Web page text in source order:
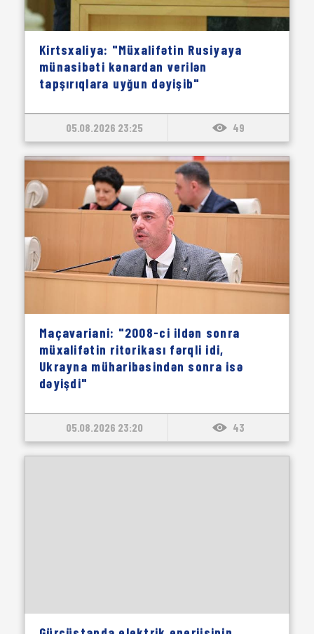
Kirtsxaliya: "Müxalifətin Rusiyaya
münasibəti kənardan verilən
tapşırıqlara uyğun dəyişib"
05.08.2026 23:25 49
Maçavariani: "2008-ci ildən sonra
müxalifətin ritorikası fərqli idi,
Ukrayna müharibəsindən sonra isə
dəyişdi"
05.08.2026 23:20 43